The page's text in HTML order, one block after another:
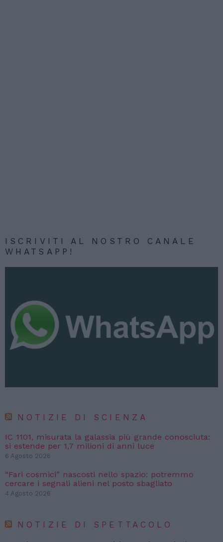
ISCRIVITI AL NOSTRO CANALE
WHATSAPP!
NOTIZIE DI SCIENZA
IC 1101, misurata la galassia più grande conosciuta:
si estende per 1,7 milioni di anni luce
6 Agosto 2026
“Fari cosmici” nascosti nello spazio: potremmo
cercare i segnali alieni nel posto sbagliato
4 Agosto 2026
NOTIZIE DI SPETTACOLO